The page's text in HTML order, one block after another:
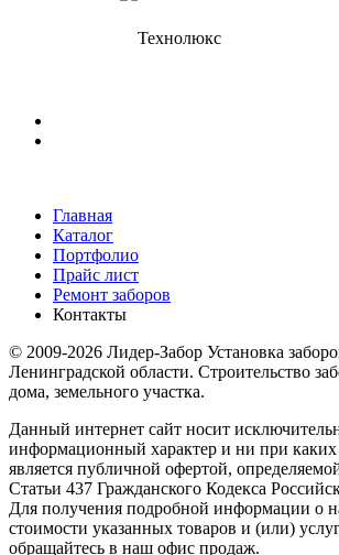
Главная
Каталог
Портфолио
Прайс лист
Ремонт заборов
Контакты
© 2009-2026 Лидер-Забор Установка
Ленинградской области. Строительство
дома, земельного участка.
Данный интернет сайт носит
информационный характер и ни при каких
является публичной офертой,
Статьи 437 Гражданского Кодекса
Для получения подробной информации о
стоимости указанных товаров и (или)
обращайтесь в наш офис продаж.